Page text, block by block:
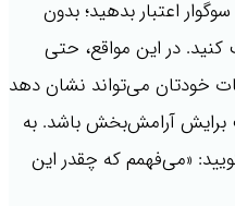
اعتبار بدهید؛ بدون
در این مواقع، حتی
خودتان می‌تواند نشان دهد
برایش آرامش‌بخش باشد. به
«می‌فهمم که چقدر این